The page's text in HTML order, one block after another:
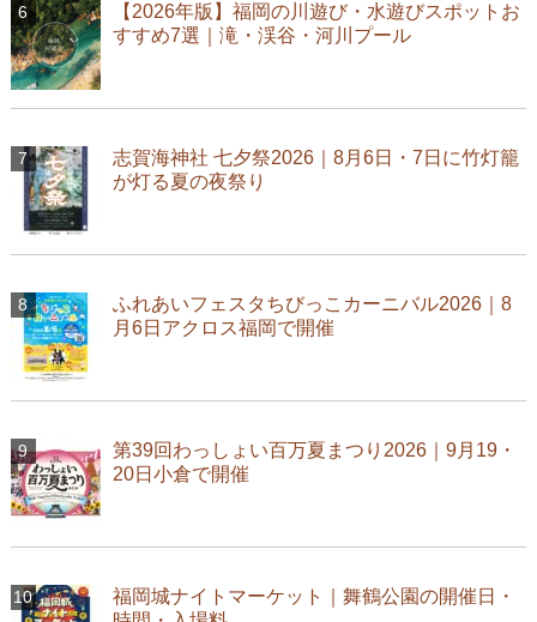
【2026年版】福岡の川遊び・水遊びスポットお
すすめ7選｜滝・渓谷・河川プール
志賀海神社 七夕祭2026｜8月6日・7日に竹灯籠
が灯る夏の夜祭り
ふれあいフェスタちびっこカーニバル2026｜8
月6日アクロス福岡で開催
第39回わっしょい百万夏まつり2026｜9月19・
20日小倉で開催
福岡城ナイトマーケット｜舞鶴公園の開催日・